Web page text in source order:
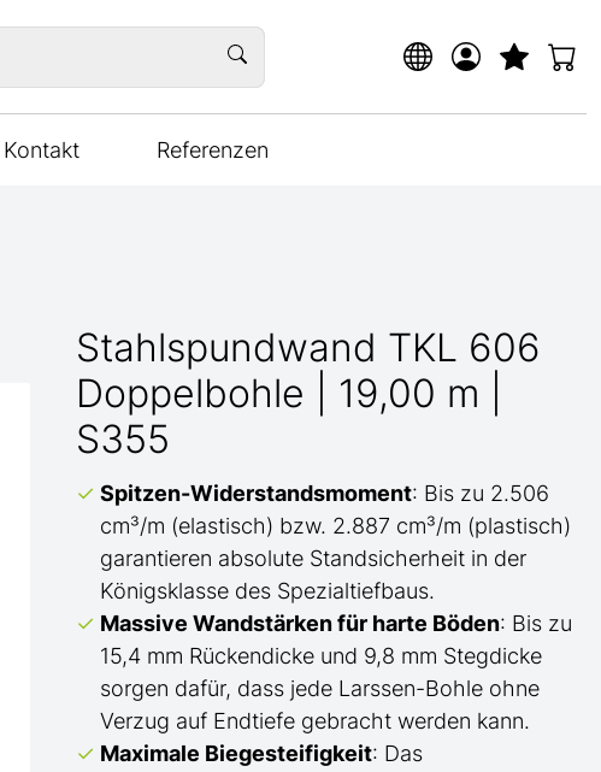
Kontakt Referenzen
Stahlspundwand TKL 606
Doppelbohle | 19,00 m |
S355
Spitzen-Widerstandsmoment: Bis zu 2.506
cm³/m (elastisch) bzw. 2.887 cm³/m (plastisch)
garantieren absolute Standsicherheit in der
Königsklasse des Spezialtiefbaus.
Massive Wandstärken für harte Böden: Bis zu
15,4 mm Rückendicke und 9,8 mm Stegdicke
sorgen dafür, dass jede Larssen-Bohle ohne
Verzug auf Endtiefe gebracht werden kann.
Maximale Biegesteifigkeit: Das